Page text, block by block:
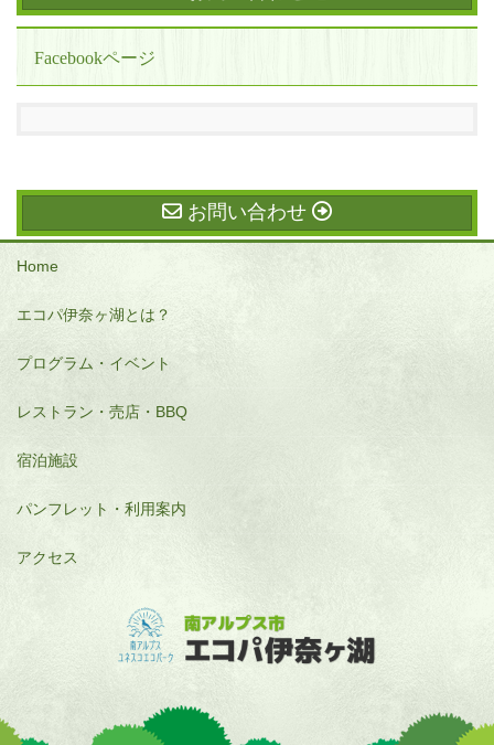
Facebookページ
お問い合わせ
Home
エコパ伊奈ヶ湖とは？
プログラム・イベント
レストラン・売店・BBQ
宿泊施設
パンフレット・利用案内
アクセス